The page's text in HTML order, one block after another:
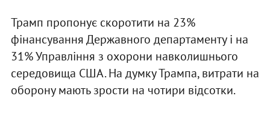
Трамп пропонує скоротити на 23%
фінансування Державного департаменту і на
31% Управління з охорони навколишнього
середовища США. На думку Трампа, витрати на
оборону мають зрости на чотири відсотки.